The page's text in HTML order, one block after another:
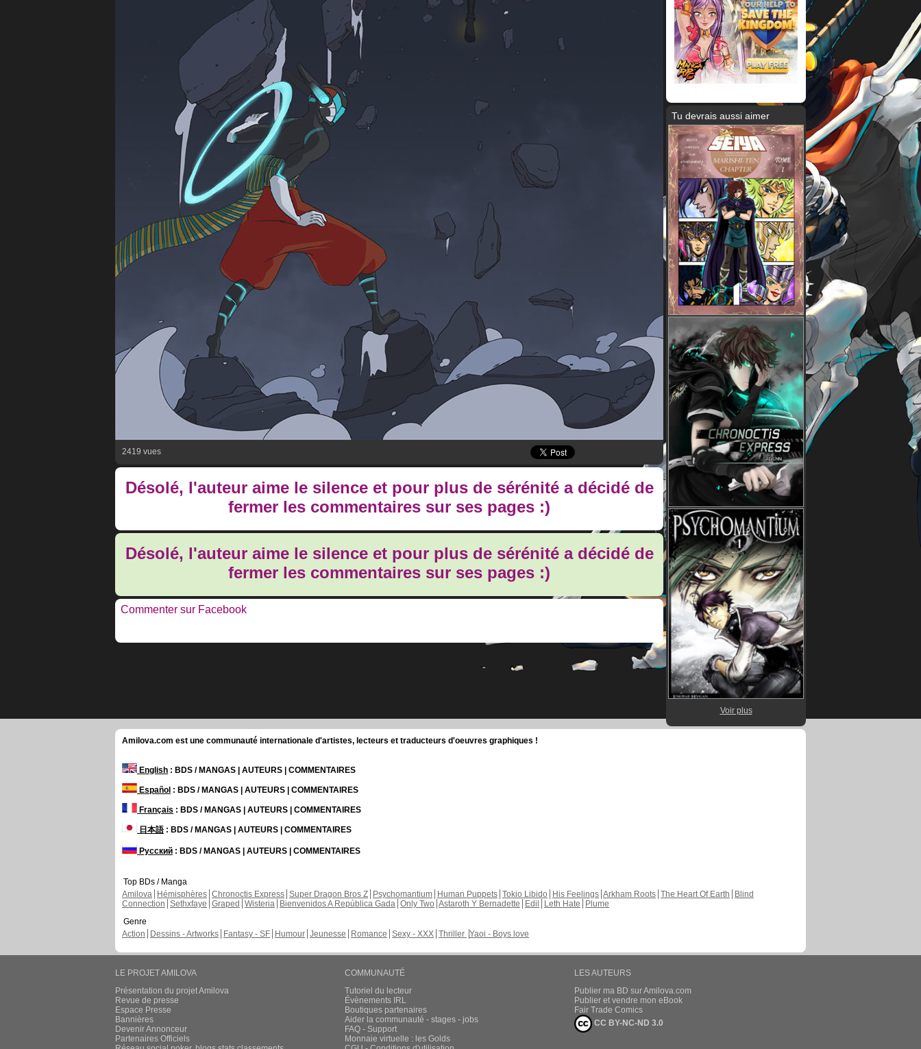
2419 vues
Désolé, l'auteur aime le silence et pour plus de sérénité a décidé de
fermer les commentaires sur ses pages :)
Désolé, l'auteur aime le silence et pour plus de sérénité a décidé de
fermer les commentaires sur ses pages :)
Commenter sur Facebook
Tu devrais aussi aimer
Voir plus
Amilova.com est une communauté internationale d'artistes, lecteurs et traducteurs d'oeuvres graphiques !
English : BDS / MANGAS | AUTEURS | COMMENTAIRES
Español : BDS / MANGAS | AUTEURS | COMMENTAIRES
Français : BDS / MANGAS | AUTEURS | COMMENTAIRES
日本語: BDS / MANGAS | AUTEURS | COMMENTAIRES
Русский : BDS / MANGAS | AUTEURS | COMMENTAIRES
Top BDs / Manga
Amilova
Hémisphères Chronoctis Express Super Dragon Bros Z Psychomantium Human Puppets Tokio Libido His Feelings Arkham Roots The Heart Of Earth
Blind
Connection Sethxfaye Graped Wisteria Bienvenidos A República Gada Only Two Astaroth Y Bernadette Edil Leth Hate
Plume
Genre
Action
Dessins - Artworks Fantasy - SF Humour Jeunesse Romance Sexy - XXX Thriller Yaoi - Boys love
LE PROJET AMILOVA
Présentation du projet Amilova
Revue de presse
Espace Presse
Bannières
Devenir Annonceur
Partenaires Officiels
COMMUNAUTÉ
Tutoriel du lecteur
Évènements IRL
Boutiques partenaires
Aider la communauté - stages - jobs
FAQ - Support
Monnaie virtuelle : les Golds
LES AUTEURS
Publier ma BD sur Amilova.com
Publier et vendre mon eBook
Fair Trade Comics
CC BY-NC-ND 3.0